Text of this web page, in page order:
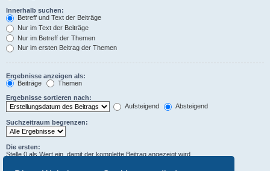
Innerhalb suchen:
Betreff und Text der Beiträge
Nur im Text der Beiträge
Nur im Betreff der Themen
Nur im ersten Beitrag der Themen
Ergebnisse anzeigen als:
Beiträge
Themen
Ergebnisse sortieren nach:
Aufsteigend
Absteigend
Suchzeitraum begrenzen:
Die ersten:
Stelle 0 als Wert ein, damit der komplette Beitrag angezeigt wird.